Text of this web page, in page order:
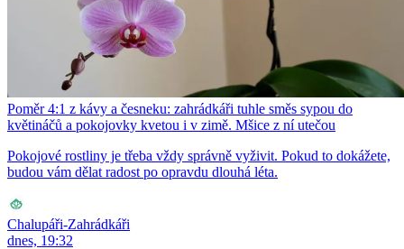
Poměr 4:1 z kávy a česneku: zahrádkáři tuhle směs sypou do
květináčů a pokojovky kvetou i v zimě. Mšice z ní utečou
Pokojové rostliny je třeba vždy správně vyživit. Pokud to dokážete,
budou vám dělat radost po opravdu dlouhá léta.
Chalupáři-Zahrádkáři
dnes, 19:32